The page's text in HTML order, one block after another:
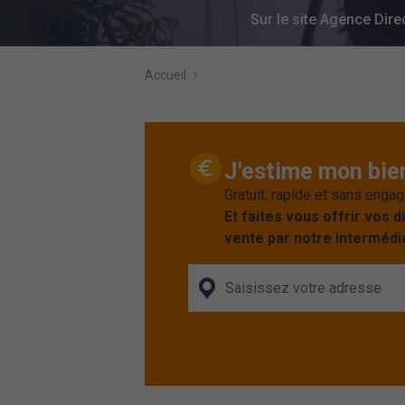
Sur le site Agence
Accueil
J'estime mon
Gratuit, rapide et sans
Et faites vous offrir vos
vente par notre